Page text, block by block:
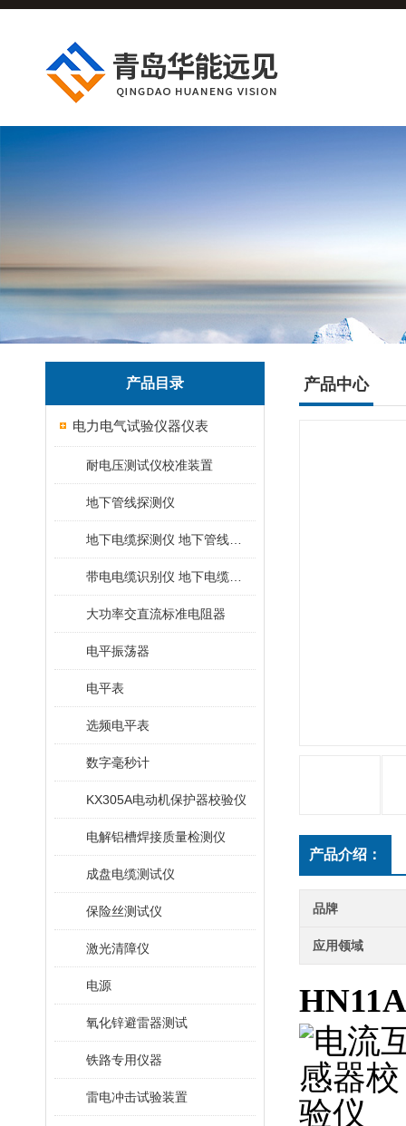
产品目录
电力电气试验仪器仪表
耐电压测试仪校准装置
地下管线探测仪
大功率交直流标准电阻器
电平振荡器
电平表
选频电平表
数字毫秒计
KX305A电动机保护器校验仪
电解铝槽焊接质量检测仪
成盘电缆测试仪
保险丝测试仪
激光清障仪
电源
氧化锌避雷器测试
铁路专用仪器
雷电冲击试验装置
产品中心
产品介绍：
品牌
应用领域